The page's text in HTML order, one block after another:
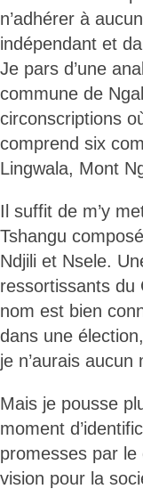
n’adhérer à
indépendant et
Je pars d’une
commune de
circonscriptions
comprend six
Lingwala, Mont
Il suffit de m’y
Tshangu
Ndjili et Nsele.
ressortissants du
nom est bien
dans une
je n’aurais
Mais je pousse
moment
promesses par le
vision pour la